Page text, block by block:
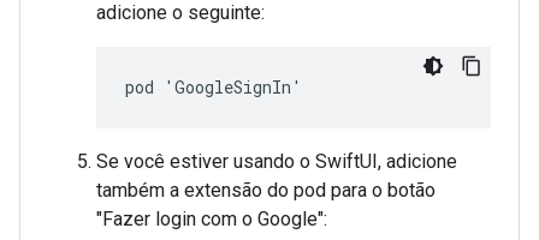
adicione o seguinte:
pod 'GoogleSignIn'
Se você estiver usando o SwiftUI, adicione
também a extensão do pod para o botão
"Fazer login com o Google":